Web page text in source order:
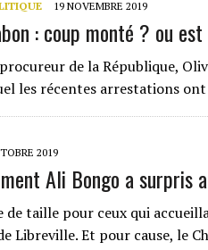
19 NOVEMBRE 2019
: coup monté ? ou
de la République,
les récentes arrestations
2019
Ali Bongo a surpris
de taille pour ceux qui
Libreville. Et pour cause, le